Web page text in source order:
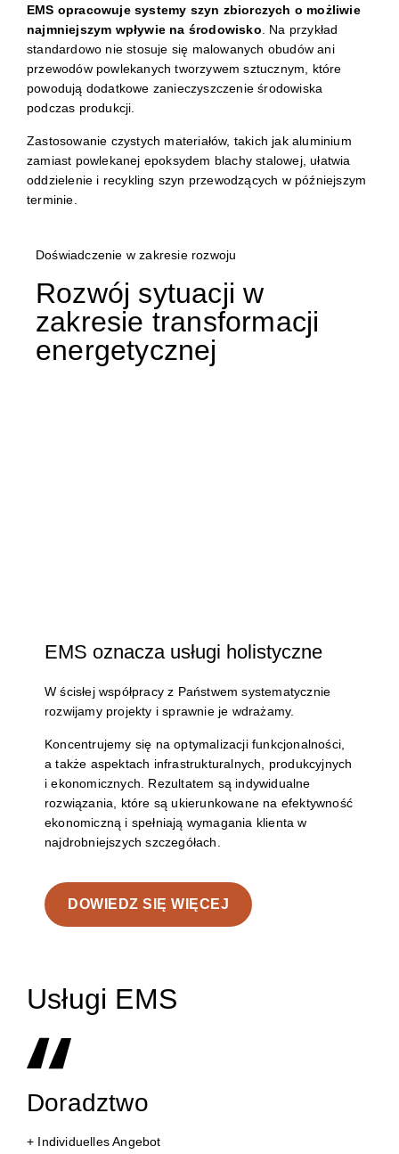
EMS opracowuje systemy szyn zbiorczych o możliwie
najmniejszym wpływie na środowisko. Na przykład
standardowo nie stosuje się malowanych obudów ani
przewodów powlekanych tworzywem sztucznym, które
powodują dodatkowe zanieczyszczenie środowiska
podczas produkcji.
Zastosowanie czystych materiałów, takich jak aluminium
zamiast powlekanej epoksydem blachy stalowej, ułatwia
oddzielenie i recykling szyn przewodzących w późniejszym
terminie.
Doświadczenie w zakresie rozwoju
Rozwój sytuacji w
zakresie transformacji
energetycznej
EMS oznacza usługi holistyczne
W ścisłej współpracy z Państwem systematycznie
rozwijamy projekty i sprawnie je wdrażamy.
Koncentrujemy się naoptymalizacji funkcjonalności
a także aspektach infrastrukturalnych , produkcyjnych
i ekonomicznych. Rezultatem są indywidualne
rozwiązania, które są ukierunkowane na efektywność
ekonomiczną i spełniają wymagania klienta w
najdrobniejszych szczegółach.
DOWIEDZ SIĘ WIĘCEJ
Usługi EMS
Doradztwo
+ Individuelles Angebot